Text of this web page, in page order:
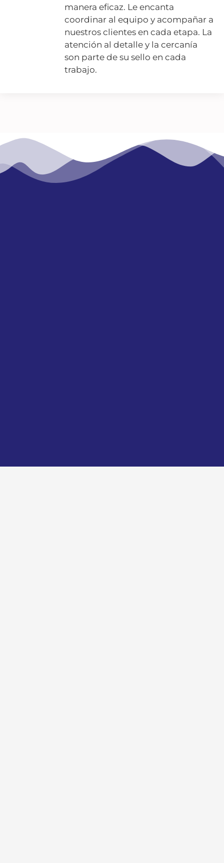
manera eficaz. Le encanta
coordinar al equipo y acompañar a
nuestros clientes en cada etapa. La
atención al detalle y la cercanía
son parte de su sello en cada
trabajo.